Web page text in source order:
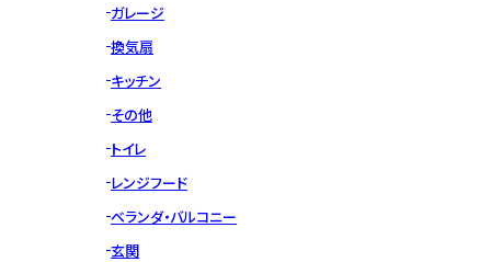
ガレージ
換気扇
キッチン
その他
トイレ
レンジフード
ベランダ・バルコニー
玄関